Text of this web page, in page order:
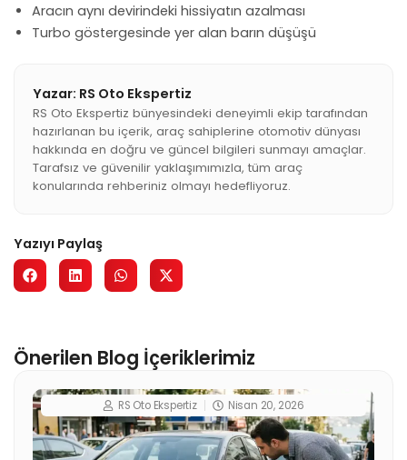
Aracın aynı devirindeki hissiyatın azalması
Turbo göstergesinde yer alan barın düşüşü
Yazar: RS Oto Ekspertiz
RS Oto Ekspertiz bünyesindeki deneyimli ekip tarafından
hazırlanan bu içerik, araç sahiplerine otomotiv dünyası
hakkında en doğru ve güncel bilgileri sunmayı amaçlar.
Tarafsız ve güvenilir yaklaşımımızla, tüm araç
konularında rehberiniz olmayı hedefliyoruz.
Yazıyı Paylaş
Önerilen Blog İçeriklerimiz
RS Oto Ekspertiz Nisan 20, 2026